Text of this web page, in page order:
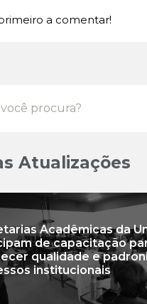
a comentar!
Atualizações
Acadêmicas da
de capacitação
qualidade e
institucionais